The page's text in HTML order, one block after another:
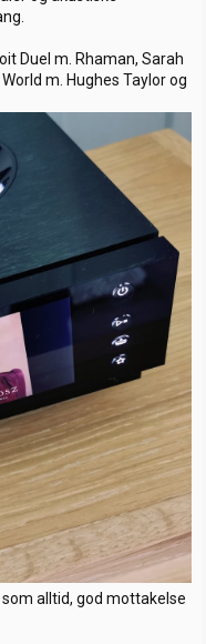
Duel m. Rhaman, Sarah
m. Hughes Taylor og
alltid, god mottakelse